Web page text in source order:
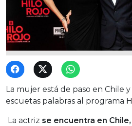
La mujer está de paso en Chile
escuetas palabras al programa
La actriz se encuentra en